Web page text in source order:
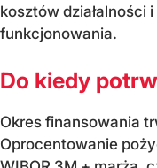
kosztów działalności
funkcjonowania.
Do kiedy
Okres finansowania
Oprocentowanie